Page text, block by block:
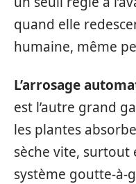
quand elle
humaine, même
L’arrosage
est l’autre grand
les plantes
sèche vite, surtout
système goutte-à-